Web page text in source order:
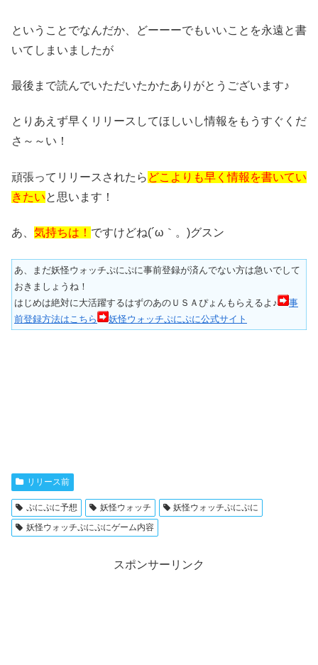
ということでなんだか、どーーーでもいいことを永遠と書
いてしまいましたが
最後まで読んでいただいたかたありがとうございます♪
とりあえず早くリリースしてほしいし情報をもうすぐくだ
さ～～い！
頑張ってリリースされたら どこよりも早く情報を書いてい
きたいと思います！
あ、 気持ちは！ ですけどね(´ω｀。)グスン
あ、まだ妖怪ウォッチぷにぷに事前登録が済んでない方は急いでして
おきましょうね！
はじめは絶対に大活躍するはずのあのＵＳＡぴょんもらえるよ♪
事
前登録方法はこちら
妖怪ウォッチぷにぷに公式サイト
リリース前
ぷにぷに予想 妖怪ウォッチ
妖怪ウォッチぷにぷに
妖怪ウォッチぷにぷにゲーム内容
スポンサーリンク